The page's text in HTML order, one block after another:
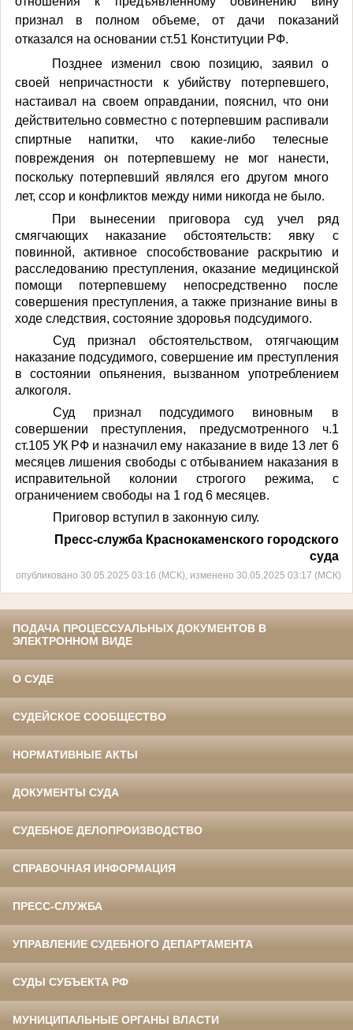
признал в полном объеме, от дачи показаний
отказался на основании ст.51 Конституции РФ.
Позднее изменил свою позицию, заявил о
своей непричастности к убийству потерпевшего,
настаивал на своем оправдании, пояснил, что они
действительносовместно с потерпевшим распивали
спиртные напитки, что какие-либо телесные
повреждения он потерпевшему не мог нанести,
поскольку потерпевший являлся его другом много
лет, ссор и конфликтов между ними никогда не было.
При вынесении приговора суд учел ряд
смягчающих наказание обстоятельств: явку с
повинной, активное способствование раскрытию и
расследованию преступления, оказание медицинской
помощи потерпевшему непосредственно после
совершения преступления, а также признание вины в
ходе следствия, состояние здоровья подсудимого.
Суд признал обстоятельством, отягчающим
наказание подсудимого, совершение им преступления
в состоянии опьянения, вызванном употреблением
алкоголя.
Суд признал подсудимого виновным в
совершении преступления, предусмотренного ч.1
ст.105 УК РФ и назначил ему наказание в виде 13 лет 6
месяцев лишения свободы с отбыванием наказания в
исправительной колонии строгого режима, с
ограничением свободы на 1 год 6 месяцев.
Приговор вступил в законную силу.
Пресс-служба Краснокаменского городского
суда
опубликовано 30.05.2025 03:16 (МСК), изменено 30.05.2025 03:17 (МСК)
ПОДАЧА ПРОЦЕССУАЛЬНЫХ ДОКУМЕНТОВ В
ЭЛЕКТРОННОМ ВИДЕ
О СУДЕ
СУДЕЙСКОЕ СООБЩЕСТВО
НОРМАТИВНЫЕ АКТЫ
ДОКУМЕНТЫ СУДА
СУДЕБНОЕ ДЕЛОПРОИЗВОДСТВО
СПРАВОЧНАЯ ИНФОРМАЦИЯ
ПРЕСС-СЛУЖБА
УПРАВЛЕНИЕ СУДЕБНОГО ДЕПАРТАМЕНТА
СУДЫ СУБЪЕКТА РФ
МУНИЦИПАЛЬНЫЕ ОРГАНЫ ВЛАСТИ